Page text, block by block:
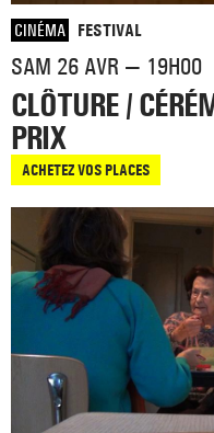
CINÉMA FESTIVAL
SAM 26 AVR — 19H00
CLÔTURE /
PRIX
ACHETEZ VOS PLACES